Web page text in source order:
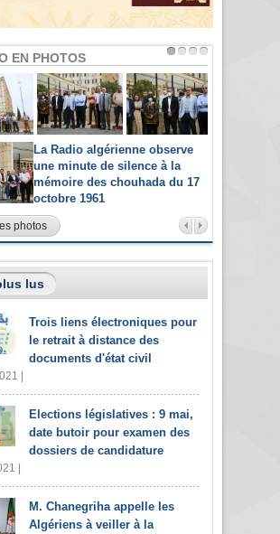
EN PHOTOS
La Radio algérienne observe
une minute de silence à la
mémoire des chouhada du 17
octobre 1961
photos
lus
Trois liens électroniques pour
le retrait à distance des
documents d'état civil
|
Elections législatives : 9 mai,
date butoir pour examen des
dossiers de candidature
|
M. Chanegriha appelle les
Algériens à veiller à la